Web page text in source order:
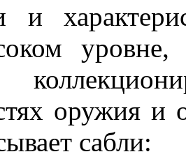
и
оружия
сабли: